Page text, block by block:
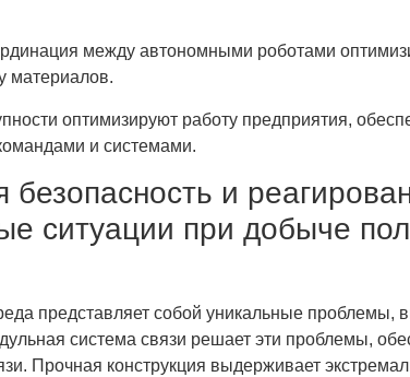
между автономными роботами
материалов.
оптимизируют работу предприятия,
и системами.
и
ситуации при добыче
представляет собой уникальные проблемы,
система связи решает эти проблемы,
Прочная конструкция выдерживает